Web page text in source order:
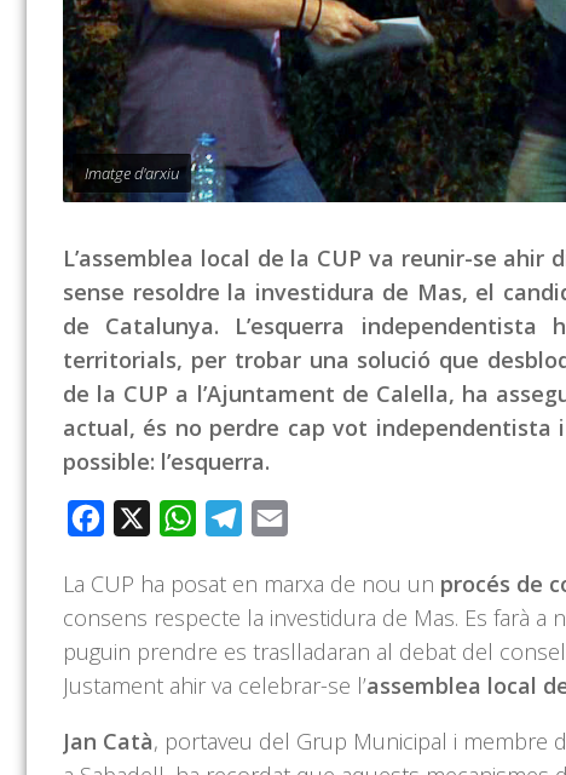
Imatge d'arxiu
L’assemblea local de la CUP va reunir-se
sense resoldre la investidura de Mas, el
de Catalunya. L’esquerra
territorials, per trobar una solució que
de la CUP a l’Ajuntament de Calella, ha
actual, és no perdre cap vot independentista
possible: l’esquerra.
Facebook WhatsAppTelegram
La CUP ha posat en marxa de nou un procés de
consens respecte la investidura de Mas. Es farà
puguin prendre es traslladaran al debat del
Justament ahir va celebrar-se l’assemblea local
Jan Catà, portaveu del Grup Municipal i membre